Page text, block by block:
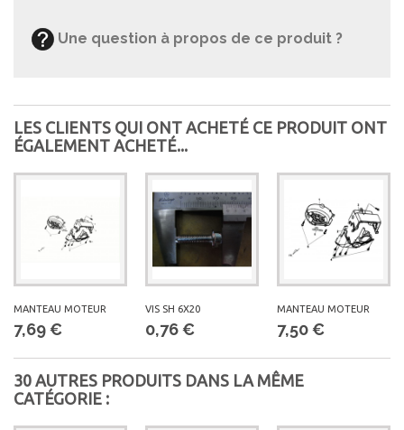
Une question à propos de ce produit ?
LES CLIENTS QUI ONT ACHETÉ CE PRODUIT ONT
ÉGALEMENT ACHETÉ...
MANTEAU MOTEUR
7,69 €
VIS SH 6X20
0,76 €
MANTEAU MOTEUR
7,50 €
30 AUTRES PRODUITS DANS LA MÊME
CATÉGORIE :